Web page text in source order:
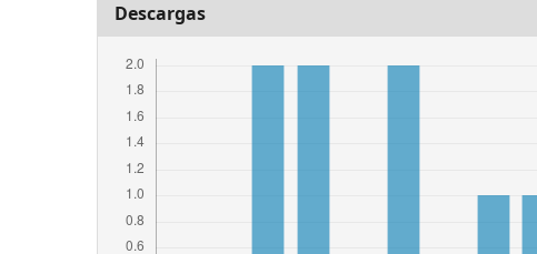
Descargas